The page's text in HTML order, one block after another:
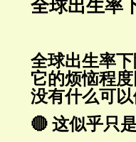
全球出生率
全球出生率
它的烦恼程
没有什么可以
🔴 这似乎只